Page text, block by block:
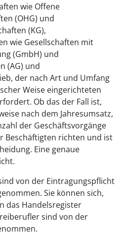
wie Offene
(OHG) und
(KG),
wie Gesellschaften mit
(GmbH) und
(AG) und
der nach Art und Umfang
Weise eingerichteten
Ob das der Fall ist,
nach dem Jahresumsatz,
der Geschäftsvorgänge
Beschäftigten richten und ist
Eine genaue
von der Eintragungspflicht
Sie können sich,
das Handelsregister
sind von der